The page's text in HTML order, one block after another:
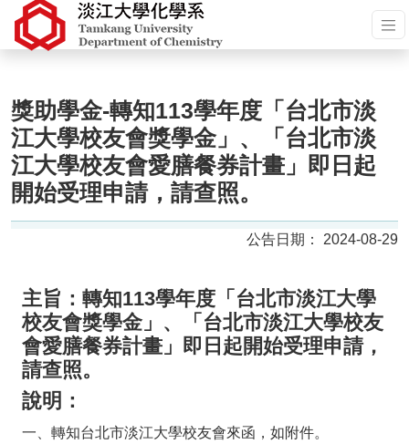
獎助學金-轉知113學年度「台北市淡
江大學校友會獎學金」、「台北市淡
江大學校友會愛膳餐券計畫」即日起
開始受理申請，請查照。
2024-08-29
主旨：轉知113學年度「台北市淡江大學
校友會獎學金」、「台北市淡江大學校友
會愛膳餐券計畫」即日起開始受理申請，
請查照。
說明：
一、轉知台北市淡江大學校友會來函，如附件。